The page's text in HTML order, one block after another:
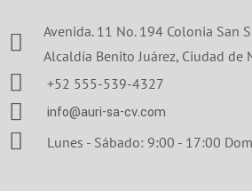
Avenida. 11 No. 194 Colonia San
Alcaldía Benito Juárez, Ciudad de
+52 555-539-4327
info@auri-sa-cv.com
Lunes - Sábado: 9:00 - 17:00